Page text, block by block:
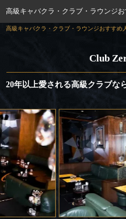
高級キャバクラ・クラブ・ラウンジ
高級キャバクラ・クラブ・ラウンジおすすめ
Club
20年以上愛される高級クラブ